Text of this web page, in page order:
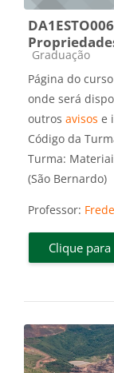
Categoria do
Graduação
Página do
onde será
outros avisos e
Código da
Turma:
(São Bernardo)
Professor:
Clique